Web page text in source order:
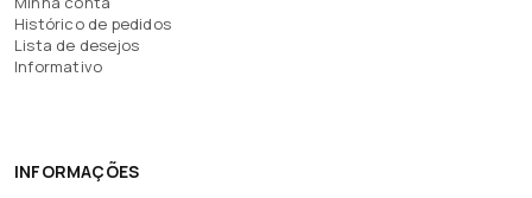
Histórico de pedidos
Lista de desejos
Informativo
INFORMAÇÕES